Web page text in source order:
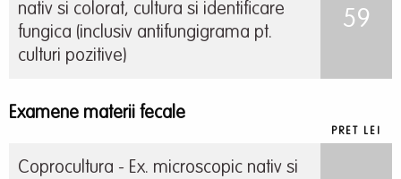
nativ si colorat, cultura si identificare
fungica (inclusiv antifungigrama pt.
culturi pozitive)
59
Examene materii fecale
PRET LEI
Coprocultura - Ex. microscopic nativ si